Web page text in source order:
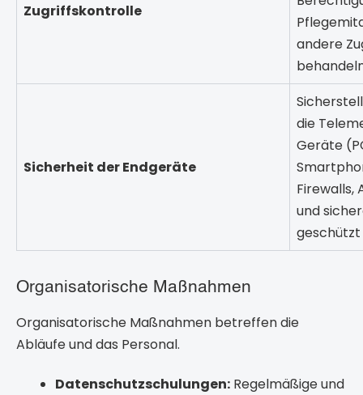
Zugriffskontrolle
andere
Sicherheit der Endgeräte
die
Geräte
Firewalls,
und
geschützt
Organisatorische Maßnahmen
Organisatorische Maßnahmen betreffen die
Abläufe und das Personal.
Datenschutzschulungen: Regelmäßige und